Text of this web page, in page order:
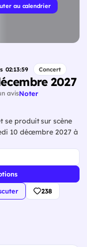
au calendrier
02:13:58 Concert
2027
avisNoter
se produit sur scène
10 décembre 2027 à
238